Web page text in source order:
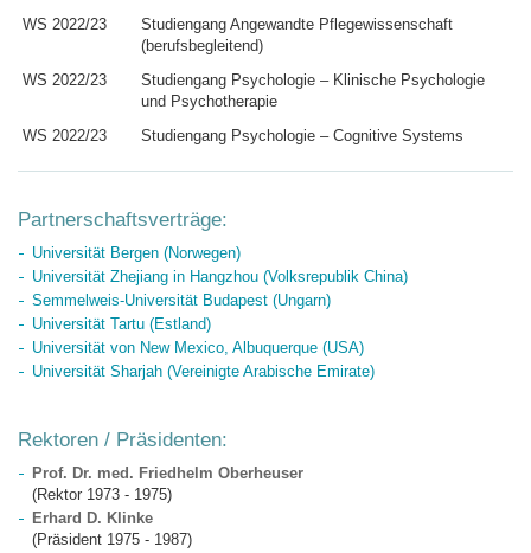
WS 2022/23
Studiengang Angewandte Pflegewissenschaft
(berufsbegleitend)
WS 2022/23
Studiengang Psychologie – Klinische Psychologie
und Psychotherapie
WS 2022/23
Studiengang Psychologie – Cognitive Systems
Partnerschaftsverträge:
Universität Bergen (Norwegen)
Universität Zhejiang in Hangzhou (Volksrepublik China)
Semmelweis-Universität Budapest (Ungarn)
Universität Tartu (Estland)
Universität von New Mexico, Albuquerque (USA)
Universität Sharjah (Vereinigte Arabische Emirate)
Rektoren / Präsidenten:
Prof. Dr. med. Friedhelm Oberheuser
(Rektor 1973 - 1975)
Erhard D. Klinke
(Präsident 1975 - 1987)